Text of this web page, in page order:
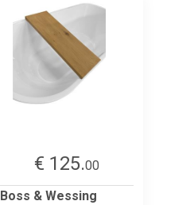
€ 125.00
Boss & Wessing